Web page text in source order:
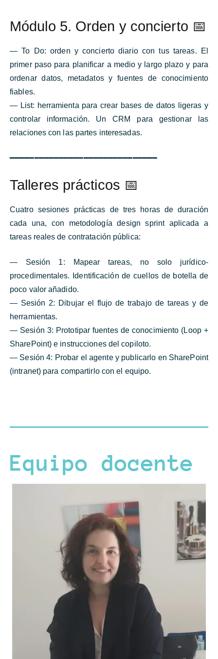
Módulo 5. Orden y concierto 📅
— To Do: orden y concierto diario con tus tareas. El
primer paso para planificar a medio y largo plazo y para
ordenar datos, metadatos y fuentes de conocimiento
fiables.
— List: herramienta para crear bases de datos ligeras y
controlar información. Un CRM para gestionar las
relaciones con las partes interesadas.
━━━━━━━━━━━━━━━━━━━━━━━━━━━━━━
Talleres prácticos 📅
Cuatro sesiones prácticas de tres horas de duración
cada una, con metodología design sprint aplicada a
tareas reales de contratación pública:
— Sesión 1: Mapear tareas, no solo jurídico-
procedimentales. Identificación de cuellos de botella de
poco valor añadido.
— Sesión 2: Dibujar el flujo de trabajo de tareas y de
herramientas.
— Sesión 3: Prototipar fuentes de conocimiento (Loop +
SharePoint) e instrucciones del copiloto.
— Sesión 4: Probar el agente y publicarlo en SharePoint
(intranet) para compartirlo con el equipo.
Equipo docente